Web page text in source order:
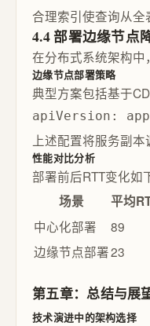
合理索引使查询从
4.4 部署边缘节点
在分布式系统架构
边缘节点部署策略
典型方案包括基于
apiVersion:
上述配置将服务副
性能对比分析
部署前后RTT变化如
场景
平均
中心化部署
89
边缘节点部署23
第五章：总结与展
技术演进中的架构选择